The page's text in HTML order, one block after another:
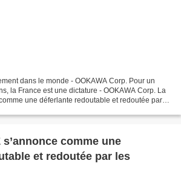
dans le monde - OOKAWA Corp. Pour un
la France est une dictature - OOKAWA Corp. La
une déferlante redoutable et redoutée par
comme une
et redoutée par les